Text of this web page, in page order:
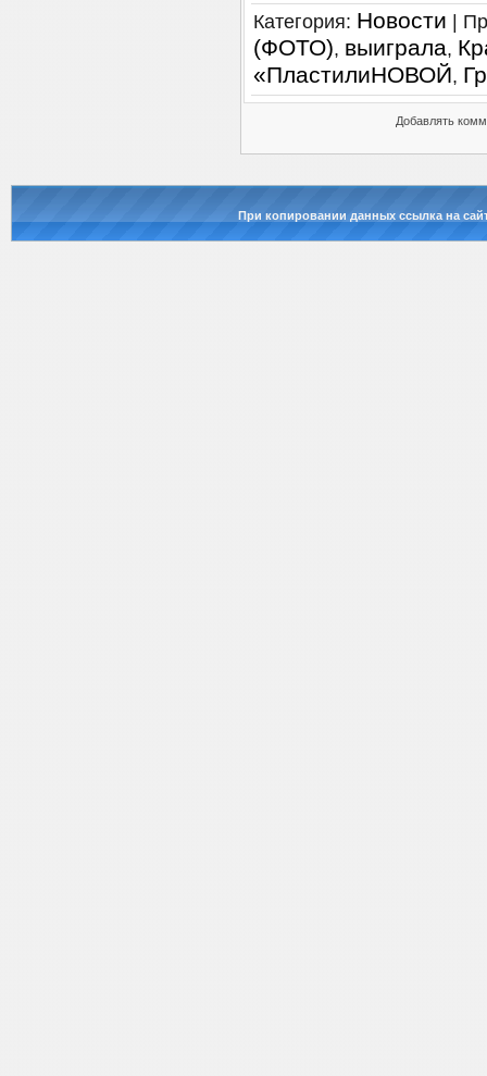
Категория: Новости
(ФОТО), выиграла,
«ПластилиНОВОЙ,
Добавлять
При копировании данных ссылка на